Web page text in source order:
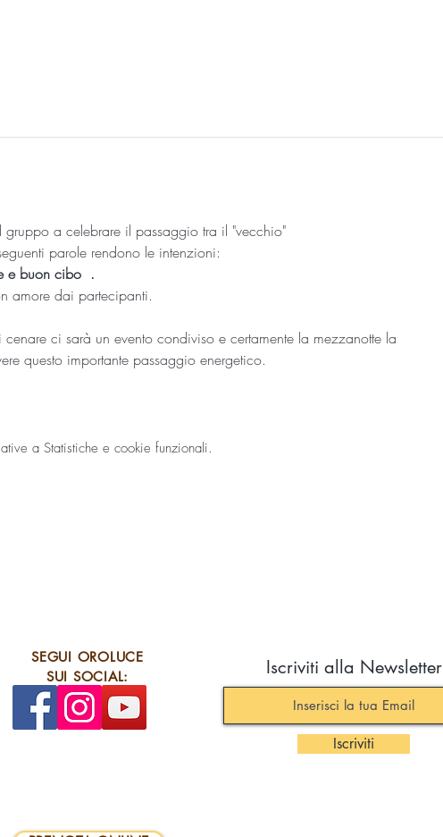
a celebrare il passaggio tra il "vecchio"
parole rendono le intenzioni:
e buon cibo  .
amore dai partecipanti.
ci sarà un evento condiviso e certamente la mezzanotte la
questo importante passaggio energetico.
a Statistiche e cookie funzionali.
SEGUI OROLUCE
SUI SOCIAL:
Iscriviti alla Newsletter
Iscriviti